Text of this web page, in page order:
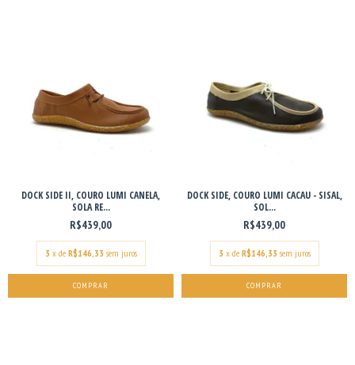
DOCK SIDE II, COURO LUMI CANELA,
SOLA RE...
R$439,00
3 x de R$146,33 sem juros
COMPRAR
DOCK SIDE, COURO LUMI CACAU - SISAL,
SOL...
R$439,00
3 x de R$146,33 sem juros
COMPRAR